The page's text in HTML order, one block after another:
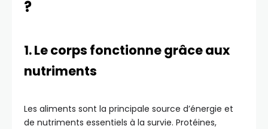
?
1. Le corps fonctionne grâce aux
nutriments
Les aliments sont la principale source d’énergie et
de nutriments essentiels à la survie. Protéines,